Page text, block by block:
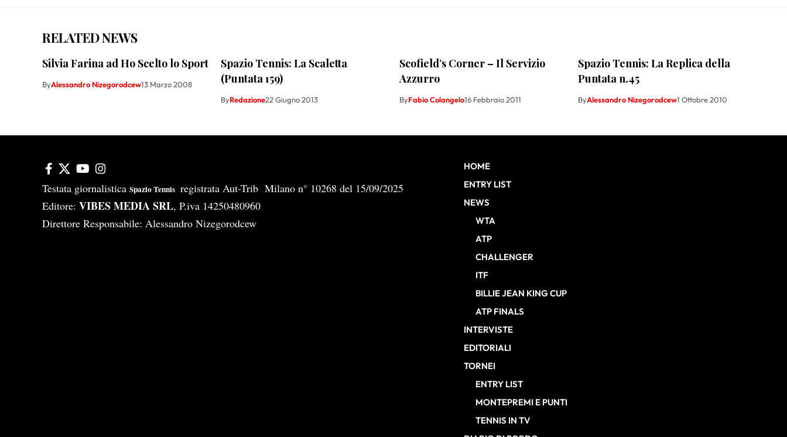
RELATED NEWS
Silvia Farina ad Ho Scelto lo Sport
ByAlessandro Nizegorodcew13 Marzo 2008
Spazio Tennis: La Scaletta
(Puntata 159)
ByRedazione22 Giugno 2013
Scofield’s Corner – Il Servizio
Azzurro
ByFabio Colangelo16 Febbraio 2011
Spazio Tennis: La Replica della
Puntata n.45
ByAlessandro Nizegorodcew1 Ottobre 2010
Testata giornalistica Spazio Tennis registrata Aut-Trib Milano n° 10268 del 15/09/2025
Editore: VIBES MEDIA SRL, P.iva 14250480960
Direttore Responsabile: Alessandro Nizegorodcew
HOME
ENTRY LIST
NEWS
WTA
ATP
CHALLENGER
ITF
BILLIE JEAN KING CUP
ATP FINALS
INTERVISTE
EDITORIALI
TORNEI
ENTRY LIST
MONTEPREMI E PUNTI
TENNIS IN TV